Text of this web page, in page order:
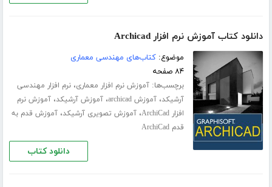
دانلود کتاب آموزش نرم افزار Archicad
موضوع:کتاب‌های مهندسی معماری
۸۴ صفحه
برچسب‌ها:آموزش نرم افزار معماری،نرم افزار مهندسی
آرشیکد،آموزش archicad ،آموزش آرشیکد،آموزش نرم
افزار ArchiCad
،آموزش تصویری آرشیکد،آموزش قدم به
قدم ArchiCad
دانلود کتاب